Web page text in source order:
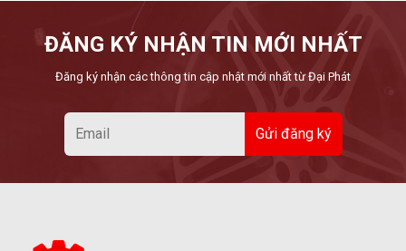
ĐĂNG KÝ NHẬN TIN MỚI NHẤT
Đăng ký nhận các thông tin cập nhật mới nhất từ Đại Phát